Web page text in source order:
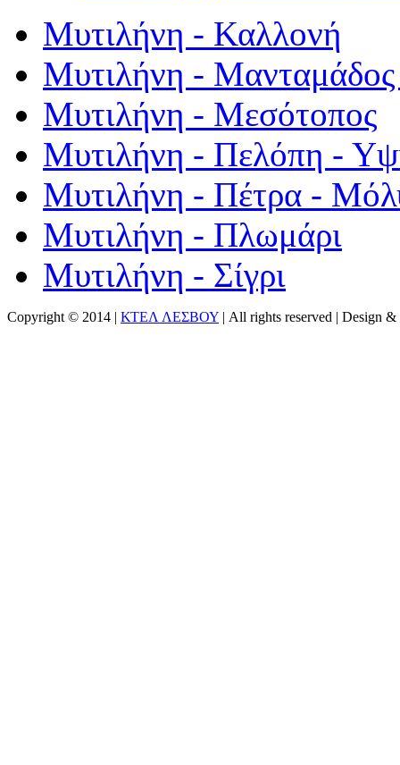
Μυτιλήνη - Καλλονή
Μυτιλήνη - Μανταμάδος
Μυτιλήνη - Μεσότοπος
Μυτιλήνη - Πελόπη -
Μυτιλήνη - Πέτρα -
Μυτιλήνη - Πλωμάρι
Μυτιλήνη - Σίγρι
Copyright © 2014 | ΚΤΕΛ ΛΕΣΒΟΥ | All rights reserved | Design &